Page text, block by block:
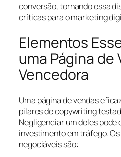
conversão, tornando essa
críticas para o marketing
Elementos
uma Página de
Vencedora
Uma página de vendas
pilares de copywriting
Negligenciar um deles
investimento em tráfego.
negociáveis são: